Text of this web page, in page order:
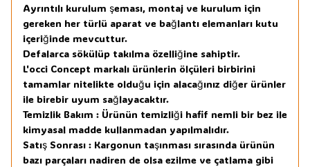
Ayrıntılı kurulum şeması, montaj ve kurulum için
gereken her türlü aparat ve bağlantı elemanları kutu
içeriğinde mevcuttur.
Defalarca sökülüp takılma özelliğine sahiptir.
L'occi Concept markalı ürünlerin ölçüleri birbirini
tamamlar nitelikte olduğu için alacağınız diğer ürünler
ile birebir uyum sağlayacaktır.
Temizlik Bakım : Ürünün temizliği hafif nemli bir bez ile
kimyasal madde kullanmadan yapılmalıdır.
Satış Sonrası : Kargonun taşınması sırasında ürünün
bazı parçaları nadiren de olsa ezilme ve çatlama gibi